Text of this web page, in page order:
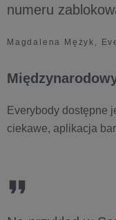
numeru
Magdalena Mężyk,
Everybody dostępne
ciekawe, aplikacja